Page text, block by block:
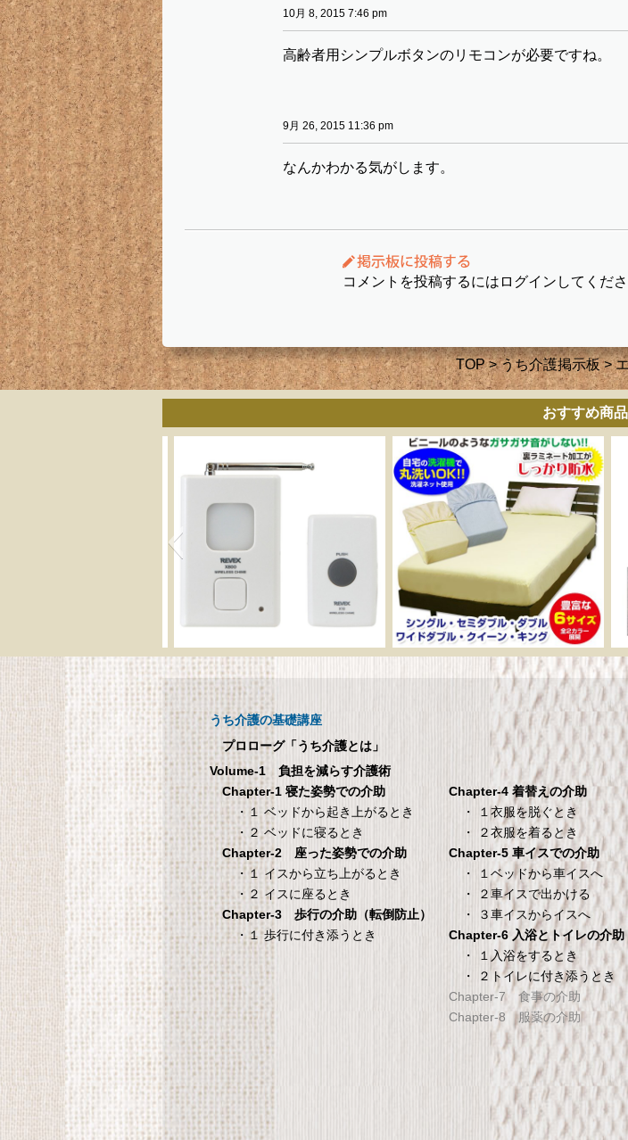
10月 8, 2015 7:46 pm
高齢者用シンプルボタンのリモコンが必要ですね。
9月 26, 2015 11:36 pm
なんかわかる気がします。
コメントを投稿するにはログインしてくださ
TOP>うち介護掲示板>
おすすめ商
際病院の 愛情健
康レシピ
病院の 愛情健康レシピ
呼び出しチャイムセット
X810
呼び出しチャイムセット X810
メーカー直販 ベッド用ボ
ックスシーツ 防水シー
ツ 【介護シーツ･ベッド
用防水シーツ】シングル
100×200×30cm クリーム
メーカー直販 ベッド用ボックス
シーツ 防水シーツ 【介護シーツ･
ベッド用防水シーツ】シングル
100×200×30cm クリーム
介
介
タンスのゲン 介護用ベ
ッドテーブル キャスタ
ー付き 伸縮式 高さ調節
可能 Licht リヒト
65090050BR
タンスのゲン 介護用ベッドテー
ブル キャスター付き 伸縮式 高さ
調節可能 Licht リヒト
65090050BR
TANITA 【乗った人をピ
タリと当てる「乗るピタ
機能」搭載】 体組成計
ホワイト BC-754-WH
TANITA 【乗った人をピタリと当
てる「乗るピタ機能」搭載】 体
組成計 ホワイト BC-754-WH
オ
うち介護の基礎講座
プロローグ「うち介護とは」
Volume-1 負担を減らす介護術
Chapter-1 寝た姿勢での介助
・１ ベッドから起き上がるとき
・２ ベッドに寝るとき
Chapter-2 座った姿勢での介助
・１ イスから立ち上がるとき
・２ イスに座るとき
Chapter-3 歩行の介助（転倒防止）
・１ 歩行に付き添うとき
Chapter-4 着替えの介助
・ １衣服を脱ぐとき
・ ２衣服を着るとき
Chapter-5 車イスでの介助
・ １ベッドから車イスへ
・ ２車イスで出かける
・ ３車イスからイスへ
Chapter-6 入浴とトイレの介助
・ １入浴をするとき
・ ２トイレに付き添うとき
Chapter-7 食事の介助
Chapter-8 服薬の介助